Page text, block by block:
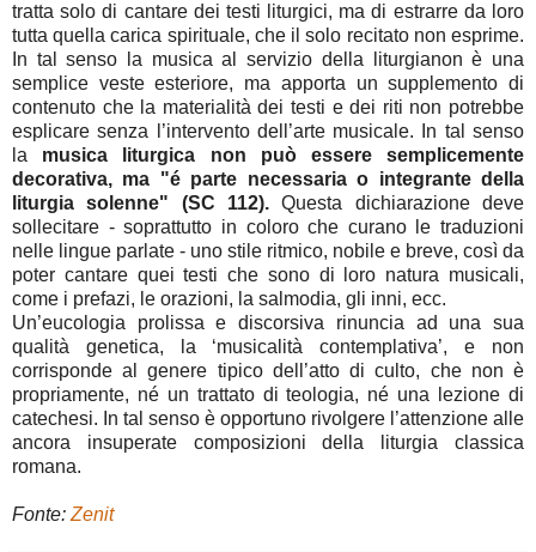
tratta solo di cantare dei testi liturgici, ma di estrarre da loro
tutta quella carica spirituale, che il solo recitato non esprime.
In tal senso la musica al servizio della liturgianon è una
semplice veste esteriore, ma apporta un supplemento di
contenuto che la materialità dei testi e dei riti non potrebbe
esplicare senza l’intervento dell’arte musicale. In tal senso
la musica liturgica non può essere semplicemente
decorativa, ma "é parte necessaria o integrante della
liturgiasolenne" (SC 112). Questa dichiarazione deve
sollecitare - soprattutto in coloro che curano le traduzioni
nelle lingue parlate - uno stile ritmico, nobile e breve, così da
poter cantare quei testi che sono di loro natura musicali,
come i prefazi, le orazioni, la salmodia, gli inni, ecc.
Un’eucologia prolissa e discorsiva rinuncia ad una sua
qualità genetica, la ‘musicalità contemplativa’, e non
corrisponde al genere tipico dell’atto di culto, che non è
propriamente, né un trattato di teologia, né una lezione di
catechesi. In tal senso è opportuno rivolgere l’attenzione alle
ancora insuperate composizioni della liturgia classica
romana.
Fonte: Zenit